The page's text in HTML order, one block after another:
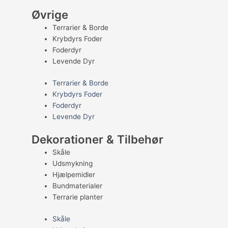
Øvrige
Terrarier & Borde
Krybdyrs Foder
Foderdyr
Levende Dyr
Terrarier & Borde
Krybdyrs Foder
Foderdyr
Levende Dyr
Dekorationer & Tilbehør
Skåle
Udsmykning
Hjælpemidler
Bundmaterialer
Terrarie planter
Skåle